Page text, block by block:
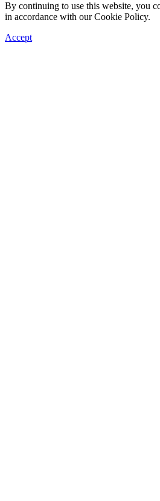
By continuing to use this website, you
in accordance with our Cookie Policy.
Accept